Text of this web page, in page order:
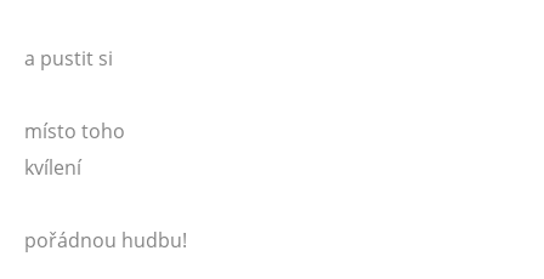
a pustit si
místo toho
kvílení
pořádnou hudbu!